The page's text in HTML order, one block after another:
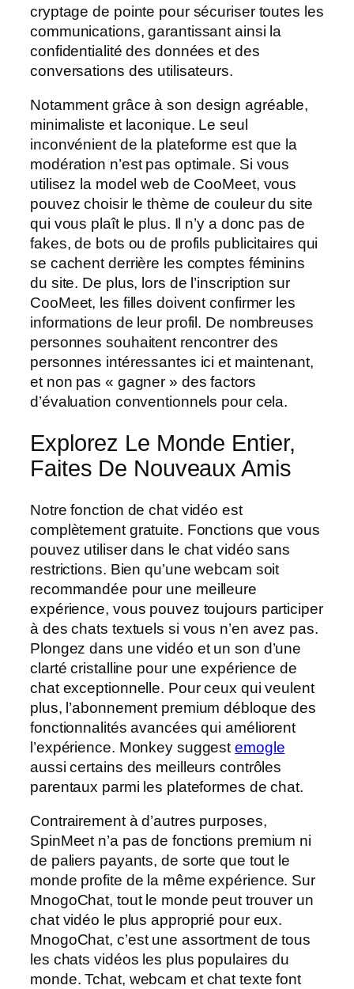
cryptage de pointe pour sécuriser toutes les
communications, garantissant ainsi la
confidentialité des données et des
conversations des utilisateurs.
Notamment grâce à son design agréable,
minimaliste et laconique. Le seul
inconvénient de la plateforme est que la
modération n’est pas optimale. Si vous
utilisez la model web de CooMeet, vous
pouvez choisir le thème de couleur du site
qui vous plaît le plus. Il n’y a donc pas de
fakes, de bots ou de profils publicitaires qui
se cachent derrière les comptes féminins
du site. De plus, lors de l’inscription sur
CooMeet, les filles doivent confirmer les
informations de leur profil. De nombreuses
personnes souhaitent rencontrer des
personnes intéressantes ici et maintenant,
et non pas « gagner » des factors
d’évaluation conventionnels pour cela.
Explorez Le Monde Entier,
Faites De Nouveaux Amis
Notre fonction de chat vidéo est
complètement gratuite. Fonctions que vous
pouvez utiliser dans le chat vidéo sans
restrictions. Bien qu’une webcam soit
recommandée pour une meilleure
expérience, vous pouvez toujours participer
à des chats textuels si vous n’en avez pas.
Plongez dans une vidéo et un son d’une
clarté cristalline pour une expérience de
chat exceptionnelle. Pour ceux qui veulent
plus, l’abonnement premium débloque des
fonctionnalités avancées qui améliorent
l’expérience. Monkey suggestemogle
aussi certains des meilleurs contrôles
parentaux parmi les plateformes de chat.
Contrairement à d’autres purposes,
SpinMeet n’a pas de fonctions premium ni
de paliers payants, de sorte que tout le
monde profite de la même expérience. Sur
MnogoChat, tout le monde peut trouver un
chat vidéo le plus approprié pour eux.
MnogoChat, c’est une assortment de tous
les chats vidéos les plus populaires du
monde. Tchat, webcam et chat texte font